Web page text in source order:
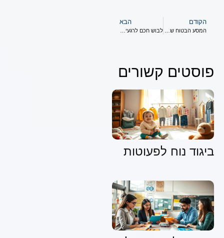
הקודם
המסע הבטוח של תינוק במים
הבא
לבוש חכם לרגעים רטובים
פוסטים קשורים
ביגוד נוח לפעוטות